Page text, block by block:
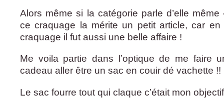
Alors même si la catégorie parle d’elle
ce craquage la mérite un petit article, car en
craquage il fut aussi une belle affaire !
Me voila partie dans l’optique de me faire
cadeau aller être un sac en couir dé vachette !!
Le sac fourre tout qui claque c’était mon